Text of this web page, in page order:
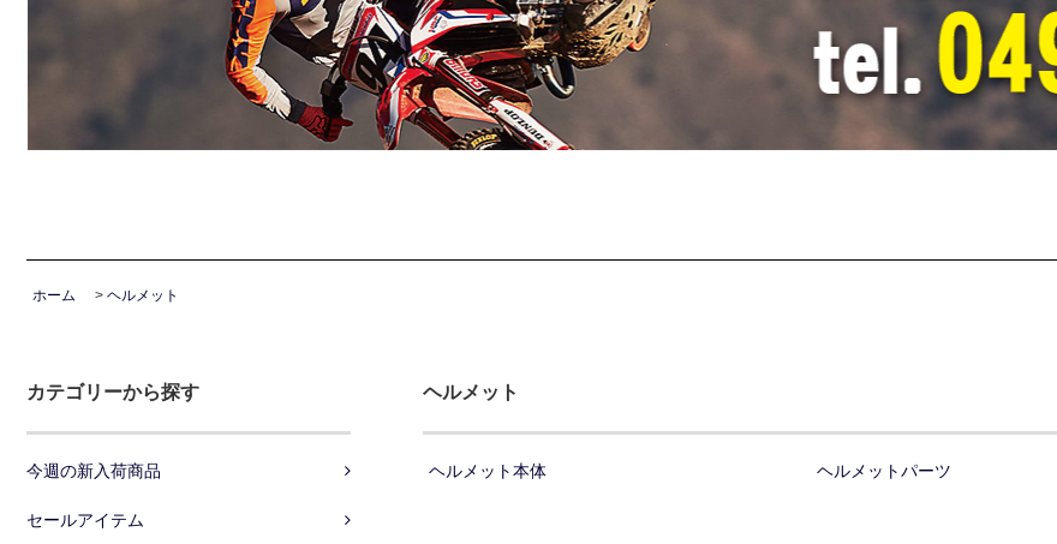
ホーム > ヘルメット
カテゴリーから探す
今週の新入荷商品
セールアイテム
ヘルメット
ヘルメット本体 ヘルメットパーツ